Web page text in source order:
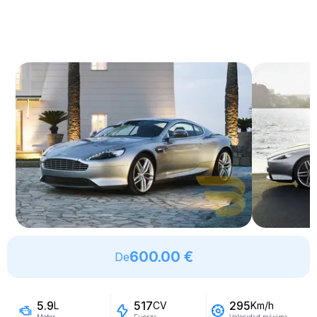
De600.00 €
5.9L 517CV 295Km/h